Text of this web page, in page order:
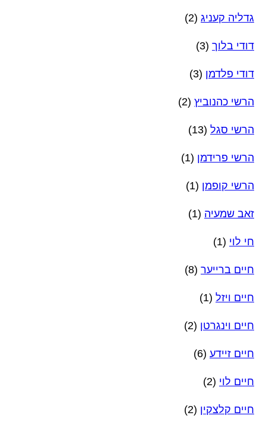
גדליה קעניג (2)
דודי בלוך (3)
דודי פלדמן (3)
הרשי כהנוביץ (2)
הרשי סגל (13)
הרשי פרידמן (1)
הרשי קופמן (1)
זאב שמעיה (1)
חי לוי (1)
חיים ברייער (8)
חיים ויזל (1)
חיים וינגרטן (2)
חיים זיידע (6)
חיים לוי (2)
חיים קלצקין (2)